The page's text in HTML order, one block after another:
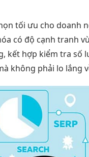
tối ưu cho doanh
có độ cạnh tranh
kết hợp kiểm tra số
không phải lo lắng